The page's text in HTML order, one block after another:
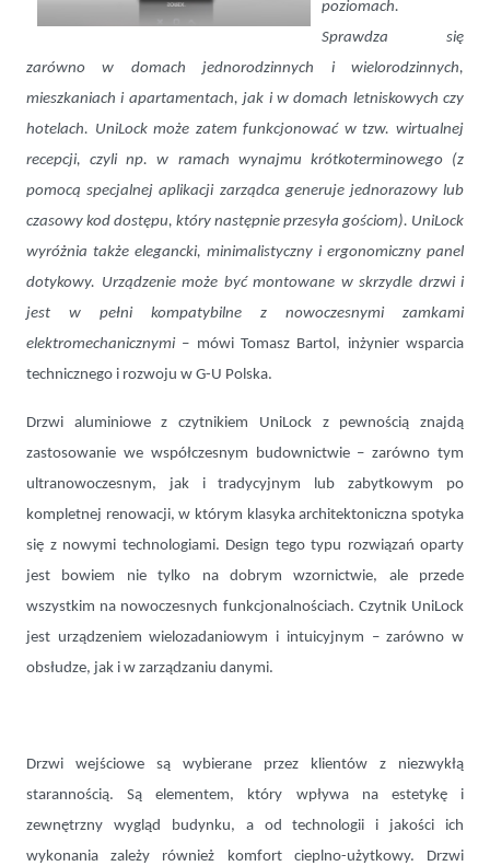
poziomach.
Sprawdza się
zarówno w domach jednorodzinnych i wielorodzinnych,
mieszkaniach i apartamentach, jak i w domach letniskowych czy
hotelach. UniLock może zatem funkcjonować w tzw. wirtualnej
recepcji, czyli np. w ramach wynajmu krótkoterminowego (z
pomocą specjalnej aplikacji zarządca generuje jednorazowy lub
czasowy kod dostępu, który następnie przesyła gościom). UniLock
wyróżnia także elegancki, minimalistyczny i ergonomiczny panel
dotykowy. Urządzenie może być montowane w skrzydle drzwi i
jest w pełni kompatybilne z nowoczesnymi zamkami
elektromechanicznymi – mówi Tomasz Bartol, inżynier wsparcia
technicznego i rozwoju w G-U Polska.
Drzwi aluminiowe z czytnikiem UniLock z pewnością znajdą
zastosowanie we współczesnym budownictwie – zarówno tym
ultranowoczesnym, jak i tradycyjnym lub zabytkowym po
kompletnej renowacji, w którym klasyka architektoniczna spotyka
się z nowymi technologiami. Design tego typu rozwiązań oparty
jest bowiem nie tylko na dobrym wzornictwie, ale przede
wszystkim na nowoczesnych funkcjonalnościach. Czytnik UniLock
jest urządzeniem wielozadaniowym i intuicyjnym – zarówno w
obsłudze, jak i w zarządzaniu danymi.
Drzwi wejściowe są wybierane przez klientów z niezwykłą
starannością. Są elementem, który wpływa na estetykę i
zewnętrzny wygląd budynku, a od technologii i jakości ich
wykonania zależy również komfort cieplno-użytkowy. Drzwi